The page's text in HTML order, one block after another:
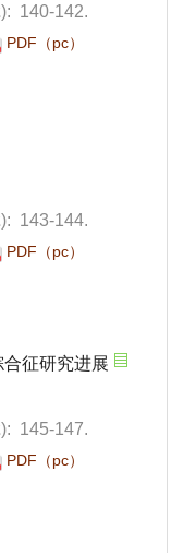
): 140-142.
): 143-144.
): 145-147.